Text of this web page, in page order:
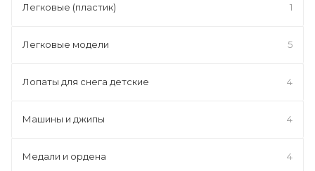
Легковые (пластик) 1
Легковые модели 5
Лопаты для снега детские 4
Машины и джипы 4
Медали и ордена 4